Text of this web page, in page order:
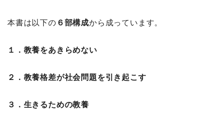
本書は以下の ６部構成から成っています。
１．教養をあきらめない
２．教養格差が社会問題を引き起こす
３．生きるための教養